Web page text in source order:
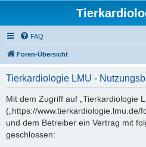
FAQ
Foren-Übersicht
Tierkardiologie LMU -
Mit dem Zugriff auf „Tierkardiologie
(„https://www.tierkardiologie.lmu.de/
und dem Betreiber ein Vertrag mit
geschlossen: